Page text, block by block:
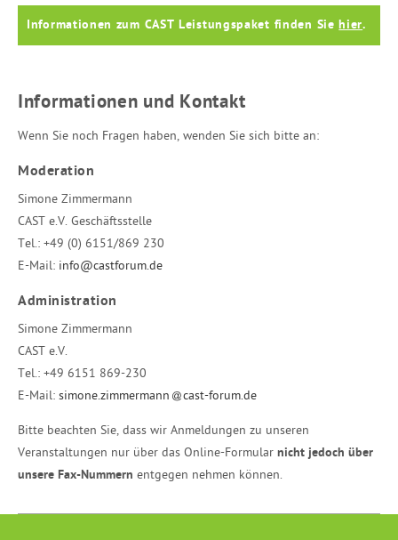
Informationen zum CAST Leistungspaket finden Siehier.
Informationen und Kontakt
Wenn Sie noch Fragen haben, wenden Sie sich bitte an:
Moderation
Simone Zimmermann
CAST e.V. Geschäftsstelle
Tel.: +49 (0) 6151/869 230
E-Mail: info@castforum.de
Administration
Simone Zimmermann
CAST e.V.
Tel.: +49 6151 869-230
E-Mail: simone.zimmermann cast-forum.de
Bitte beachten Sie, dass wir Anmeldungen zu unseren
Veranstaltungen nur über das Online-Formular nicht jedoch über
unsere Fax-Nummern entgegen nehmen können.